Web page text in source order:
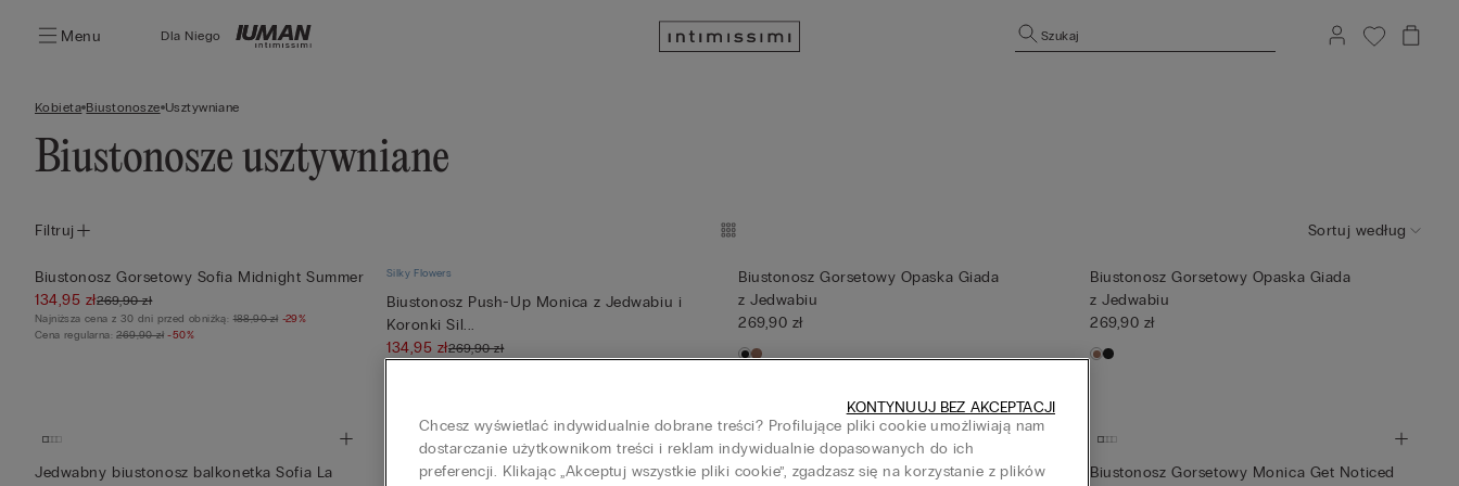
Menu Dla Niego Szukaj
Kobieta Biustonosze Usztywniane
Biustonosze usztywniane
Filtruj Sortuj według
Biustonosz Gorsetowy Sofia Midnight Summer
134,95 zł269,90 zł
Najniższa cena z 30 dni przed obniżką:188,90 zł -29%
Cena regularna:269,90 zł -50%
Silky Flowers
Biustonosz Push-Up Monica z Jedwabiu i
Koronki Sil...
134,95 zł269,90 zł
Biustonosz Gorsetowy Opaska Giada
z Jedwabiu
269,90 zł
Biustonosz Gorsetowy Opaska Giada
z Jedwabiu
269,90 zł
Jedwabny biustonosz balkonetka Sofia La
Biustonosz Gorsetowy Monica The Art of
Biustonosz Gorsetowy Monica The Art of
Biustonosz Gorsetowy Monica Get Noticed
Chcesz wyświetlać indywidualnie dobrane treści? Profilujące pliki cookie umożliwiają nam
dostarczanie użytkownikom treści i reklam indywidualnie dopasowanych do ich
preferencji. Klikając „Akceptuj wszystkie pliki cookie”, zgadzasz się na korzystanie z plików
KONTYNUUJ BEZ AKCEPTACJI